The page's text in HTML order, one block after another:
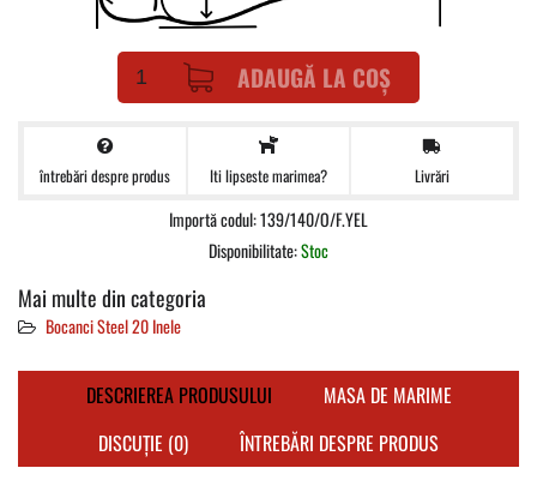
ADAUGĂ LA COȘ
întrebări despre produs Iti lipseste marimea? Livrări
Importă codul: 139/140/O/F.YEL
Disponibilitate:Stoc
Mai multe din categoria
Bocanci Steel 20 Inele
DESCRIEREA PRODUSULUI
MASA DE MARIME
DISCUȚIE (0)
ÎNTREBĂRI DESPRE PRODUS